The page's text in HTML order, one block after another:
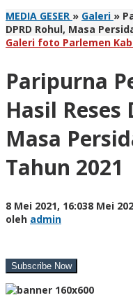
MEDIA GESER » Galeri »
DPRD Rohul, Masa
Galeri foto Parlemen
Paripurna
Hasil Reses
Masa
Tahun 2021
8 Mei 2021, 16:038 Mei
oleh admin